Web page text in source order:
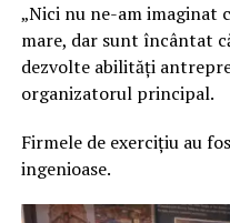
„Nici nu ne-am imaginat
mare, dar sunt încântat
dezvolte abilități
organizatorul principal.
Firmele de exercițiu au
ingenioase.